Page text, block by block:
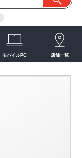
モバイルPC 店舗一覧